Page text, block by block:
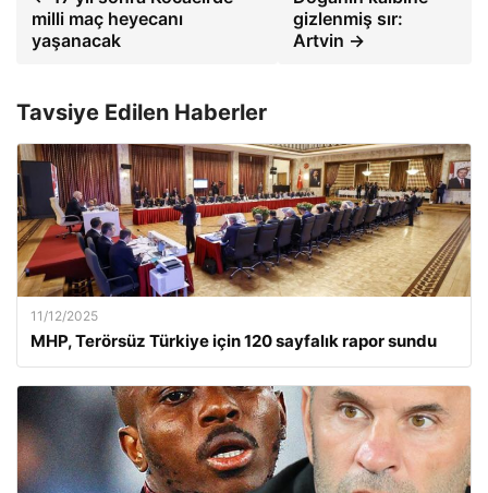
milli maç heyecanı
yaşanacak
gizlenmiş sır:
Artvin →
Tavsiye Edilen Haberler
11/12/2025
MHP, Terörsüz Türkiye için 120 sayfalık rapor sundu